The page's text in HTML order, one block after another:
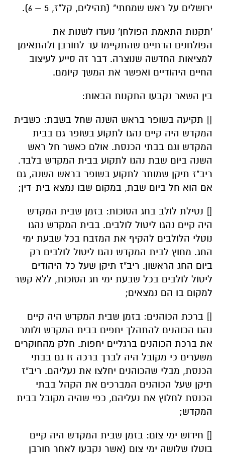
ירושלים על ראש שמחתי" (תהילים, קל"ז, 5 – 6).
'תקנות התאמת הפולחן' נועדו לשנות את
הפולחנים הדתיים שהתקיימו עד לחורבן ולהתאימן
למציאות החדשה שנוצרה. דבר זה סייע לעיצוב
החיים היהודיים ואפשר את המשך קיומם.
בין השאר נקבעו התקנות הבאות:
[] תקיעה בשופר בראש השנה שחל בשבת: כשבית
המקדש היה קיים נהגו לתקוע בשופר גם בבית
המקדש וגם בבתי הכנסת. אולם כאשר חל ראש
השנה ביום שבת נהגו לתקוע בבית המקדש בלבד.
ריב"ז תיקן שמותר לתקוע בשופר בראש השנה, גם
אם הוא חל ביום שבת, במקום שבו נמצא בית-דין;
[] נטילת לולב בחג הסוכות: בזמן שבית המקדש
היה קיים נהגו ליטול לולבים. בבית המקדש נהגו
נוטלי הלולבים להקיף את המזבח בכל שבעת ימי
החג. מחוץ לבית המקדש נהגו ליטול לולבים רק
ביום החג הראשון. ריב"ז תיקן שעל כל היהודים
ליטול לולבים בכל שבעת ימי חג הסוכות, ללא קשר
למקום בו הם נמצאים;
[] ברכת הכוהנים: בזמן שבית המקדש היה קיים
נהגו הכוהנים להתהלך יחפים בבית המקדש ולומר
את ברכת הכוהנים ברגליים יחפות. חלק מהחוקרים
משערים כי מקובל היה לברך ברכה זו גם בבתי
הכנסת, מבלי שהכוהנים יחלצו את נעליהם. ריב"ז
תיקן שעל הכוהנים המברכים את הקהל בבתי
הכנסת לחלוץ את נעליהם, כפי שהיה מקובל בבית
המקדש;
[] חידוש ימי צום: בזמן שבית המקדש היה קיים
בוטלו שלושה ימי צום (אשר נקבעו לאחר חורבן